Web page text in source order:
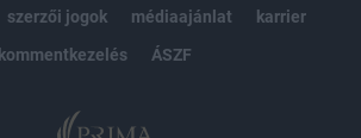
szerzői jogok médiaajánlat
karrier
kommentkezelés
ÁSZF